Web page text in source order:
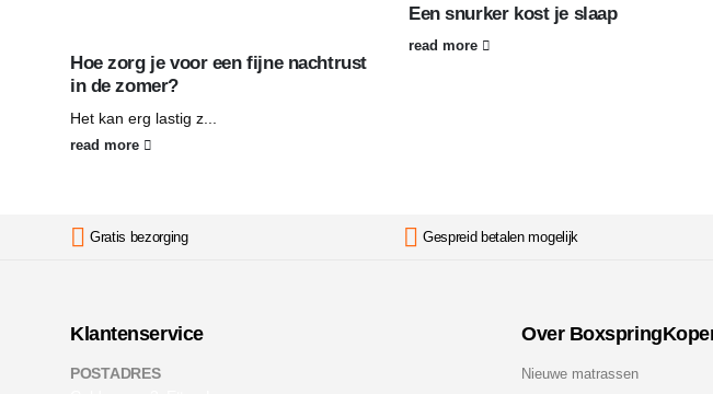
Hoe zorg je voor een fijne nachtrust
in de zomer?
Het kan erg lastig z...
read more
Een snurker kost je slaap
read more
Gratis bezorging Gespreid betalen mogelijk
Klantenservice
POSTADRES
Over
Nieuwe matrassen